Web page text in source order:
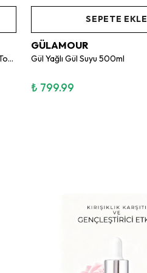
%100 Doğal Itır Suyu Sebum Dengeleyici Tonik
SEPETE EKLE
GÜLAMOUR
Gül Yağlı Gül Suyu 500ml
₺ 799.99